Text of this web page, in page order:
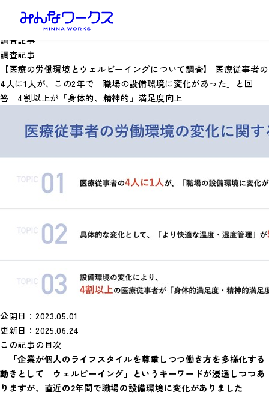
調査記事
調査記事
【医療の労働環境とウェルビーイングについて調査】 医療従事者の
4人に1人が、この2年で「職場の設備環境に変化があった」と回
答 4割以上が「身体的、精神的」満足度向上
公開日：2023.05.01
更新日：2025.06.24
この記事の目次
「企業が個人のライフスタイルを尊重しつつ働き方を多様化する
動きとして「ウェルビーイング」というキーワードが浸透しつつあ
りますが、直近の2年間で職場の設備環境に変化がありました